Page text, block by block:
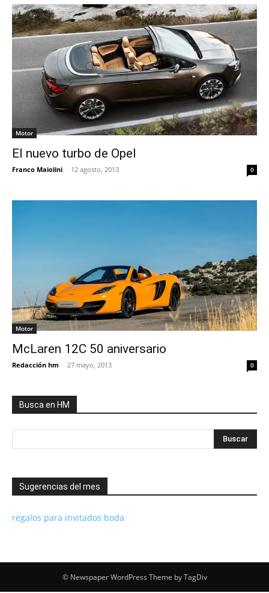
Motor
El nuevo turbo de Opel
Franco Maiolini - 12 agosto, 2013 0
Motor
McLaren 12C 50 aniversario
Redacción hm - 27 mayo, 2013 0
Busca en HM
Sugerencias del mes
regalos para invitados boda
© Newspaper WordPress Theme by TagDiv